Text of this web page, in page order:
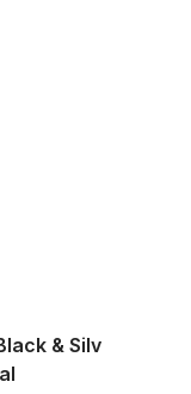
& Silv